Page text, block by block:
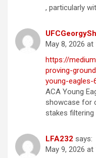
, particularly
May 8, 2026 at
https://
proving-
young-eagles-
ACA Young
showcase for
stakes filtering
LFA232 says:
May 9, 2026 at